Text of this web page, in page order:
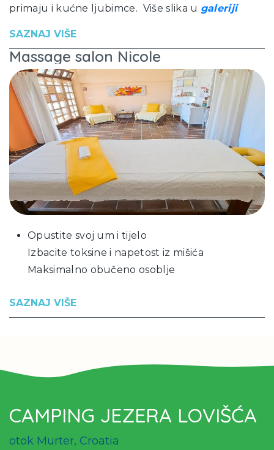
primaju i kućne ljubimce. Više slika u galeriji
SAZNAJ VIŠE
Massage salon Nicole
Opustite svoj um i tijelo
Izbacite toksine i napetost iz mišića
Maksimalno obučeno osoblje
SAZNAJ VIŠE
CAMPING JEZERA LOVIŠĆA
otok Murter, Croatia